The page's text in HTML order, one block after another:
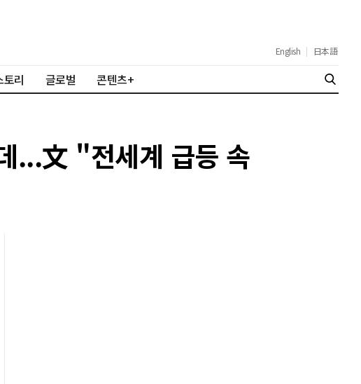
English | 日本語
토리 글로벌 콘텐츠+
...文 "전세계 급등 속